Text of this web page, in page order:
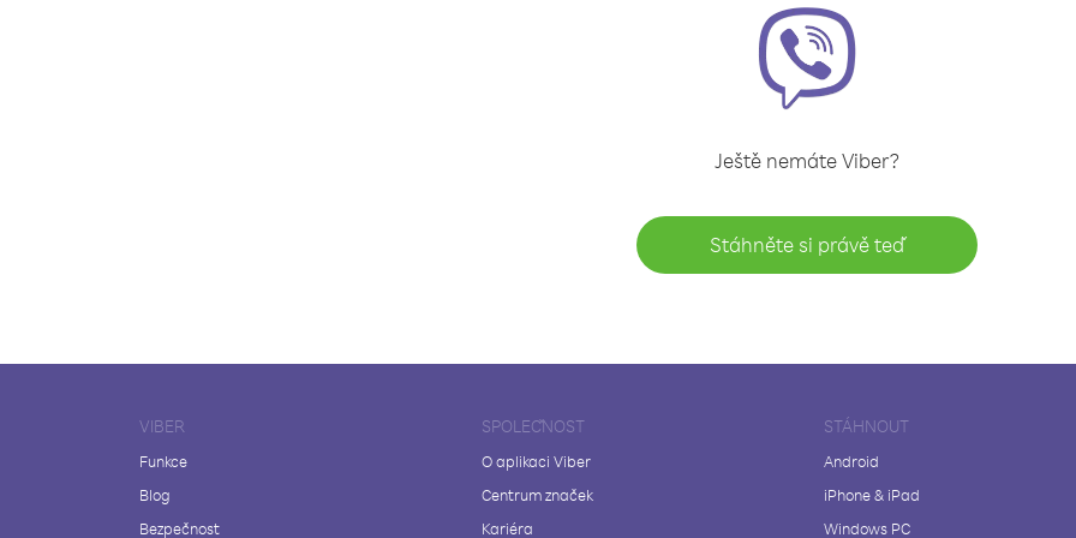
Ještě nemáte Viber?
Stáhněte si právě teď
VIBER
Funkce
Blog
Bezpečnost
SPOLEČNOST
O aplikaci Viber
Centrum značek
Kariéra
STÁHNOUT
Android
iPhone & iPad
Windows PC